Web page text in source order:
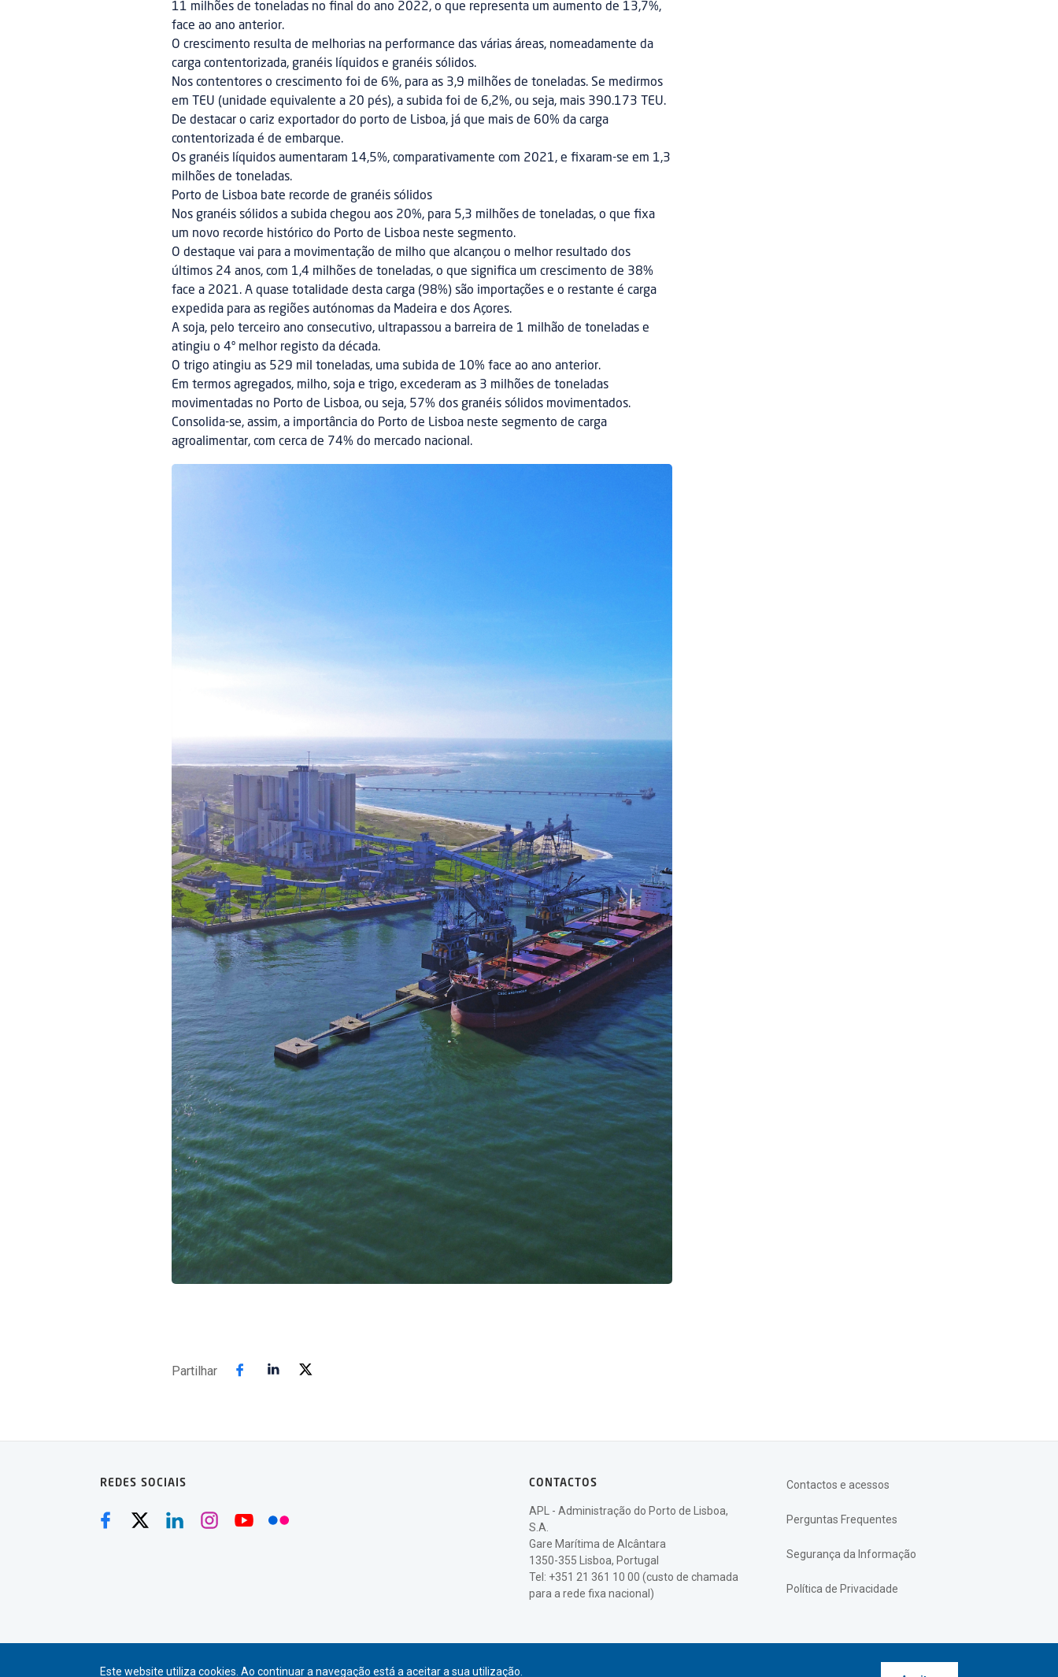
Este website utiliza cookies. Ao continuar a navegação está a aceitar a sua utilização.
11 milhões de toneladas no final do ano 2022, o que representa um aumento de 13,7%,
face ao ano anterior.
O crescimento resulta de melhorias na performance das várias áreas, nomeadamente da
carga contentorizada, granéis líquidos e granéis sólidos.
Nos contentores o crescimento foi de 6%, para as 3,9 milhões de toneladas. Se medirmos
em TEU (unidade equivalente a 20 pés), a subida foi de 6,2%, ou seja, mais 390.173 TEU.
De destacar o cariz exportador do porto de Lisboa, já que mais de 60% da carga
contentorizada é de embarque.
Os granéis líquidos aumentaram 14,5%, comparativamente com 2021, e fixaram-se em 1,3
milhões de toneladas.
Porto de Lisboa bate recorde de granéis sólidos
Nos granéis sólidos a subida chegou aos 20%, para 5,3 milhões de toneladas, o que fixa
um novo recorde histórico do Porto de Lisboa neste segmento.
O destaque vai para a movimentação de milho que alcançou o melhor resultado dos
últimos 24 anos, com 1,4 milhões de toneladas, o que significa um crescimento de 38%
face a 2021. A quase totalidade desta carga (98%) são importações e o restante é carga
expedida para as regiões autónomas da Madeira e dos Açores.
A soja, pelo terceiro ano consecutivo, ultrapassou a barreira de 1 milhão de toneladas e
atingiu o 4º melhor registo da década.
O trigo atingiu as 529 mil toneladas, uma subida de 10% face ao ano anterior.
Em termos agregados, milho, soja e trigo, excederam as 3 milhões de toneladas
movimentadas no Porto de Lisboa, ou seja, 57% dos granéis sólidos movimentados.
Consolida-se, assim, a importância do Porto de Lisboa neste segmento de carga
agroalimentar, com cerca de 74% do mercado nacional.
Partilhar
REDES SOCIAIS CONTACTOS
APL - Administração do Porto de Lisboa,
S.A.
Gare Marítima de Alcântara
1350-355 Lisboa, Portugal
Tel: +351 21 361 10 00 (custo de chamada
para a rede fixa nacional)
Contactos e acessos
Perguntas Frequentes
Segurança da Informação
Política de Privacidade